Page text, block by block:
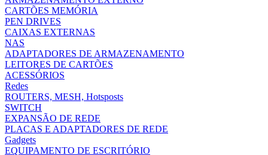
CARTÕES MEMÓRIA
PEN DRIVES
CAIXAS EXTERNAS
NAS
ADAPTADORES DE ARMAZENAMENTO
LEITORES DE CARTÕES
ACESSÓRIOS
Redes
ROUTERS, MESH, Hotsposts
SWITCH
EXPANSÃO DE REDE
PLACAS E ADAPTADORES DE REDE
Gadgets
EQUIPAMENTO DE ESCRITÓRIO